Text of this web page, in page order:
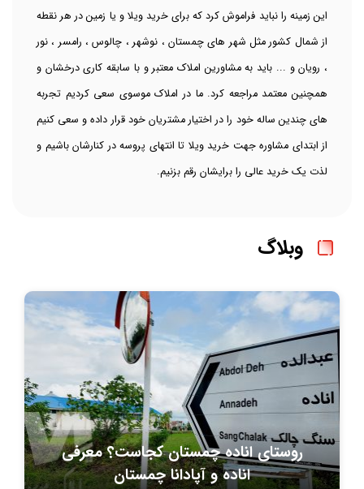
این زمینه را نباید فراموش کرد که برای خرید ویلا و یا زمین در هر نقطه
از شمال کشور مثل شهر های چمستان ، نوشهر ، چالوس ، رامسر ، نور
، رویان و ... باید به مشاورین املاک معتبر و با سابقه کاری درخشان و
همچنین معتمد مراجعه کرد. ما در املاک موسوی سعی کردیم تجربه
های چندین ساله خود را در اختیار مشتریان خود قرار داده و سعی کنیم
از ابتدای مشاوره جهت خرید ویلا تا انتهای پروسه در کنارشان باشیم و
لذت یک خرید عالی را برایشان رقم بزنیم.
وبلاگ
روستای اناده چمستان کجاست؟ معرفی
اناده و آپادانا چمستان